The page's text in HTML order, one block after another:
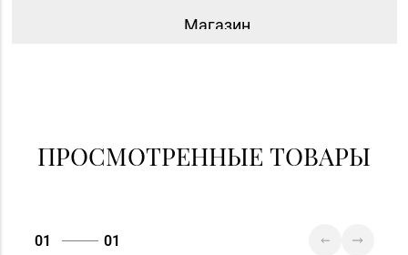
Магазин
ПРОСМОТРЕННЫЕ ТОВАРЫ
01 01